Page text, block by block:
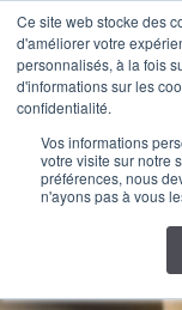
Ce site web stocke des
d'améliorer votre
personnalisés, à la fois
d'informations sur les
confidentialité.
Vos informations
votre visite sur notre
préférences, nous
n'ayons pas à vous
Les
Retrouvez